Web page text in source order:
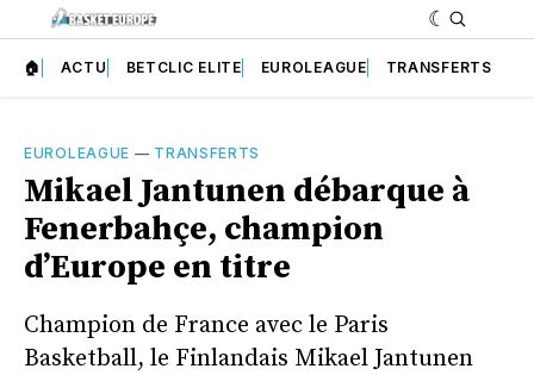
🏠 ACTU BETCLIC ELITE EUROLEAGUE TRANSFERTS
EUROLEAGUE — TRANSFERTS
Mikael Jantunen débarque à
Fenerbahçe, champion
d’Europe en titre
Champion de France avec le Paris
Basketball, le Finlandais Mikael Jantunen